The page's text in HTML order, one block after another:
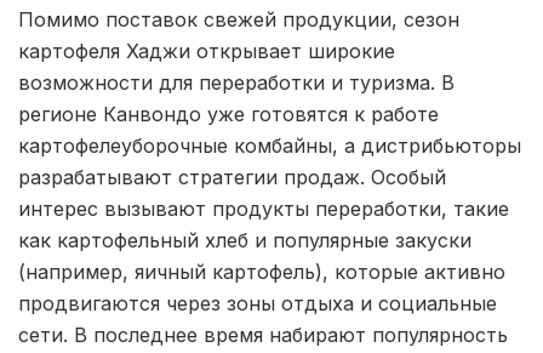
Помимо поставок свежей продукции, сезон
картофеля Хаджи открывает широкие
возможности для переработки и туризма. В
регионе Канвондо уже готовятся к работе
картофелеуборочные комбайны, а дистрибьюторы
разрабатывают стратегии продаж. Особый
интерес вызывают продукты переработки, такие
как картофельный хлеб и популярные закуски
(например, яичный картофель), которые активно
продвигаются через зоны отдыха и социальные
сети. В последнее время набирают популярность